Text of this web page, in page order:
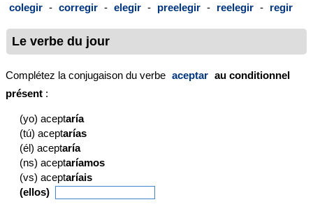
colegir - corregir - elegir - preelegir - reelegir - regir
Le verbe du jour
Complétez la conjugaison du verbe aceptar au conditionnel
présent :
(yo) aceptaría
(tú) aceptarías
(él) aceptaría
(ns) aceptaríamos
(vs) aceptaríais
(ellos)